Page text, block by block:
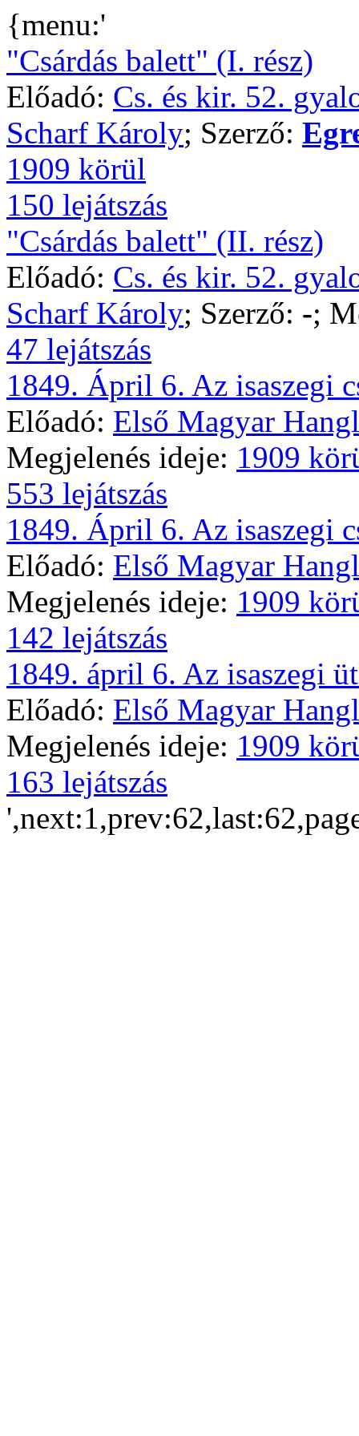
{menu:'
"Csárdás balett" (I. rész)
Előadó: Cs. és kir. 52.
Scharf Károly; Szerző:
1909 körül
150 lejátszás
"Csárdás balett" (II. rész)
Előadó: Cs. és kir. 52.
Scharf Károly; Szerző: -;
47 lejátszás
1849. Ápril 6. Az isaszegi
Előadó: Első Magyar
Megjelenés ideje: 1909
553 lejátszás
1849. Ápril 6. Az isaszegi
Előadó: Első Magyar
Megjelenés ideje: 1909
142 lejátszás
1849. ápril 6. Az isaszegi
Előadó: Első Magyar
Megjelenés ideje: 1909
163 lejátszás